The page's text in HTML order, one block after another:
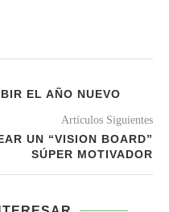
EL AÑO NUEVO
Artículos Siguientes
UN “VISION BOARD”
SÚPER MOTIVADOR